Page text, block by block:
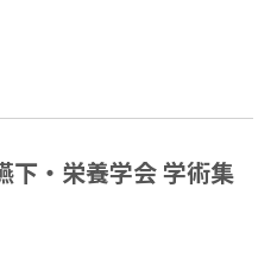
下・栄養学会 学術集